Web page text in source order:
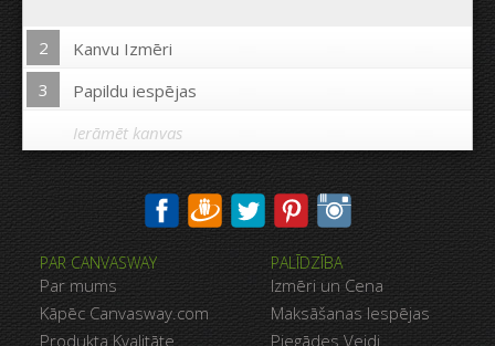
2
Kanvu Izmēri
3
Papildu iespējas
Drukāt uz kanvas malām:
Nē
Attālums starp bildēm:
Ierāmēt kanvas
PAR CANVASWAY
Par mums
Kāpēc Canvasway.com
Produkta Kvalitāte
PALĪDZĪBA
Izmēri un Cena
Maksāšanas Iespējas
Piegādes Veidi